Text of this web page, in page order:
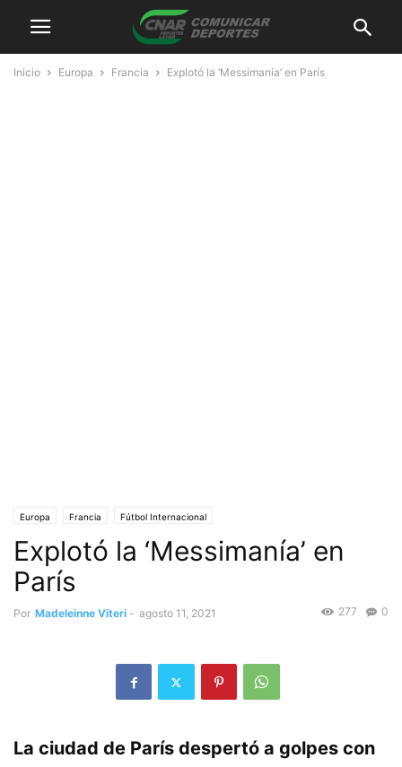
Inicio Europa Francia Explotó la ‘Messimanía’ en París
Europa Francia Fútbol Internacional
Explotó la ‘Messimanía’ en
París
Por Madeleinne Viteri - agosto 11, 2021 0
277
La ciudad de París despertó a golpes con